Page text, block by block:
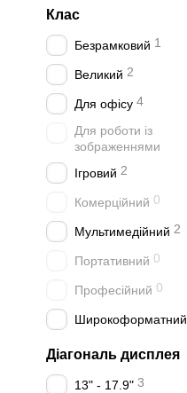
Клас
Безрамковий 1
Великий 2
Для офісу 4
Для роботи із
зображеннями
Ігровий 2
Комерційний 0
Мультимедійний 2
Портативний 0
Професійний 0
Широкоформатний
Діагональ дисплея
13" - 17.9" 3